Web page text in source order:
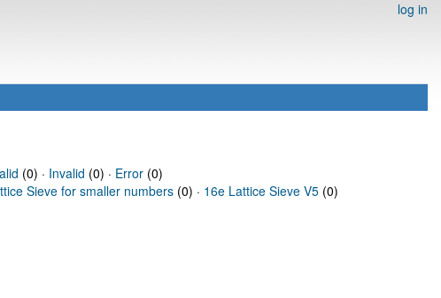
log in
(0) · Invalid (0) · Error(0)
Sieve for smaller numbers (0) · 16e Lattice Sieve V5 (0)